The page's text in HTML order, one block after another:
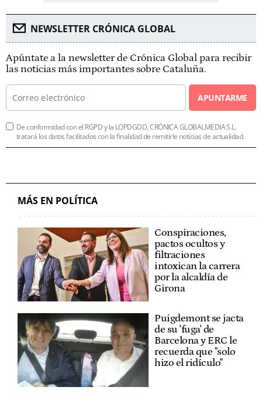
NEWSLETTER CRÓNICA GLOBAL
Apúntate a la newsletter de Crónica Global para recibir
las noticias más importantes sobre Cataluña.
APUNTARME
De conformidad con el RGPD y la LOPDGDD, CRÓNICA GLOBALMEDIA S.L.
tratará los datos facilitados con la finalidad de remitirle noticias de actualidad.
MÁS EN POLÍTICA
Conspiraciones,
pactos ocultos y
filtraciones
intoxican la carrera
por la alcaldía de
Girona
Puigdemont se jacta
de su 'fuga' de
Barcelona y ERC le
recuerda que "solo
hizo el ridículo"